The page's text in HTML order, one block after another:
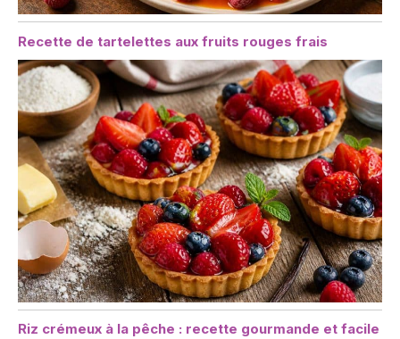
Recette de tartelettes aux fruits rouges frais
Riz crémeux à la pêche : recette gourmande et facile